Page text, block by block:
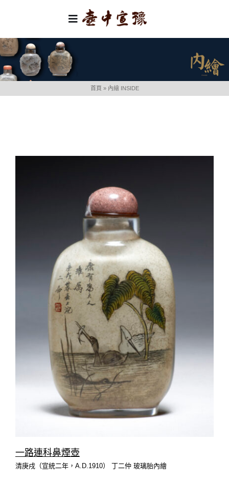
Toggle
Navigation
類別
首頁 » 內繪 INSIDE
一路連科鼻煙壺
清庚戌（宣統二年，A.D.1910） 丁二仲 玻璃胎內繪